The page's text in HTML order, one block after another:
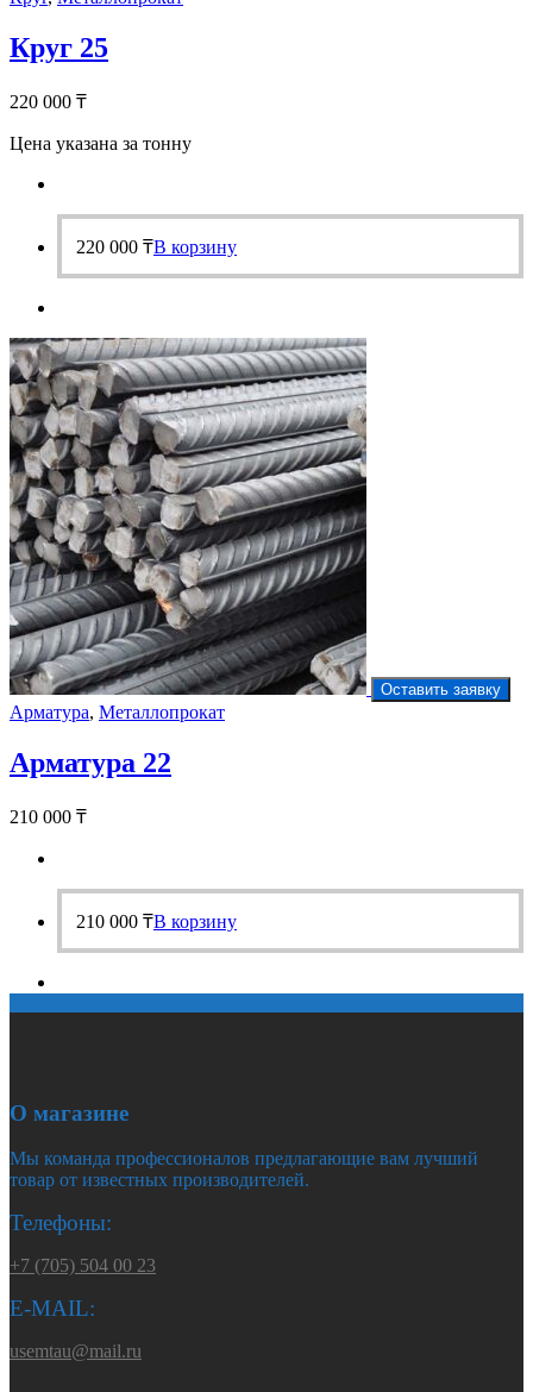
Круг 25
220 000 ₸
Цена указана за тонну
220 000 ₸В корзину
Оставить заявку
Арматура, Металлопрокат
Арматура 22
210 000 ₸
210 000 ₸В корзину
О магазине
Мы команда профессионалов предлагающие вам лучший
товар от известных производителей.
Телефоны:
+7 (705) 504 00 23
E-MAIL:
usemtau@mail.ru